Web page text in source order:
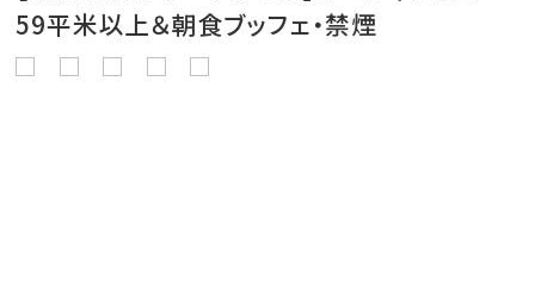
59平米以上＆朝食ブッフェ・禁煙